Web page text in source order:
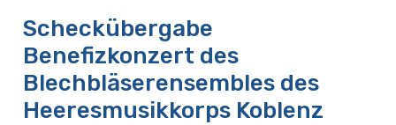
Scheckübergabe
Benefizkonzert des
Blechbläserensembles des
Heeresmusikkorps Koblenz
des
Blechbläserensembles
des
Heeresmusikkorps